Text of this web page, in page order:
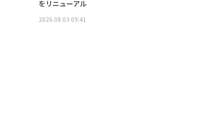
をリニューアル
2026.08.03 09:41